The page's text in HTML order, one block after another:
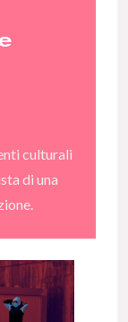
culturali
di una